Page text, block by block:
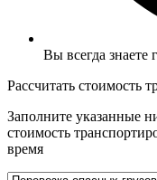
Вы всегда знаете
Рассчитать стоимость
Заполните указанные
стоимость
время